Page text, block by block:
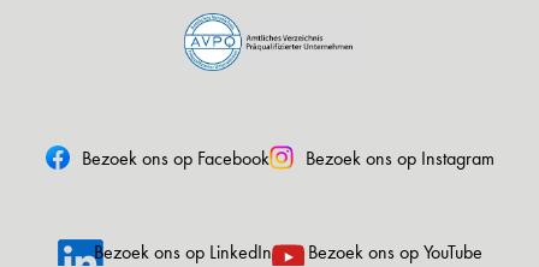
Bezoek ons op Facebook Bezoek ons op Instagram
Bezoek ons op LinkedIn Bezoek ons op YouTube